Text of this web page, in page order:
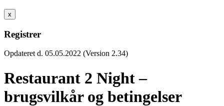
x
Registrer
Opdateret d. 05.05.2022 (Version 2.34)
Restaurant 2 Night –
brugsvilkår og betingelser